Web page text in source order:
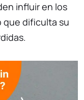
influir en los
que dificulta su